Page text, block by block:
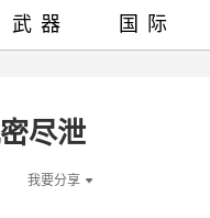
尽泄
我要分享
武器 国际